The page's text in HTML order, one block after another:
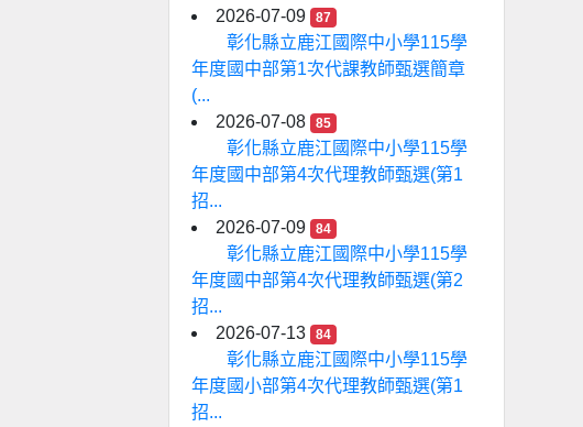
2026-07-09
87
彰化縣立鹿江國際中小學115學
年度國中部第1次代課教師甄選簡章
(...
2026-07-08
85
彰化縣立鹿江國際中小學115學
年度國中部第4次代理教師甄選(第1
招...
2026-07-09
84
彰化縣立鹿江國際中小學115學
年度國中部第4次代理教師甄選(第2
招...
2026-07-13
84
彰化縣立鹿江國際中小學115學
年度國小部第4次代理教師甄選(第1
招...